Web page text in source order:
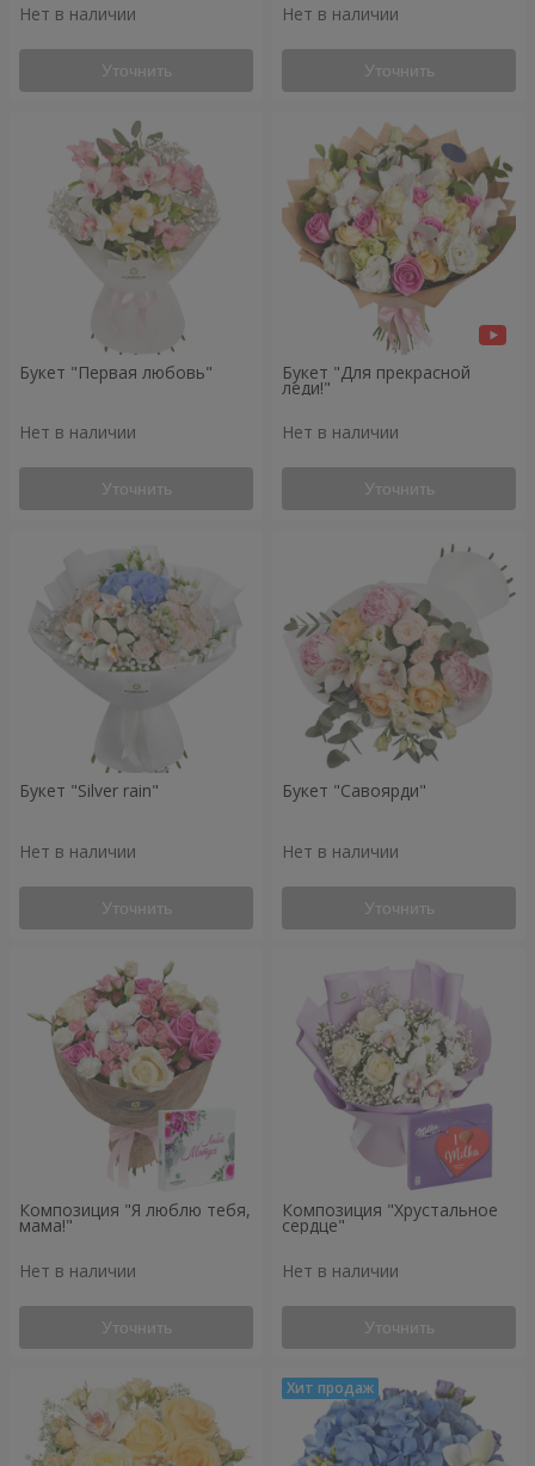
Нет в наличии
Уточнить
Нет в наличии
Уточнить
Букет "Первая любовь"
Нет в наличии
Уточнить
Букет "Для прекрасной
леди!"
Нет в наличии
Уточнить
Букет "Silver rain"
Нет в наличии
Уточнить
Букет "Савоярди"
Нет в наличии
Уточнить
Композиция "Я люблю тебя,
мама!"
Нет в наличии
Уточнить
Композиция "Хрустальное
сердце"
Нет в наличии
Уточнить